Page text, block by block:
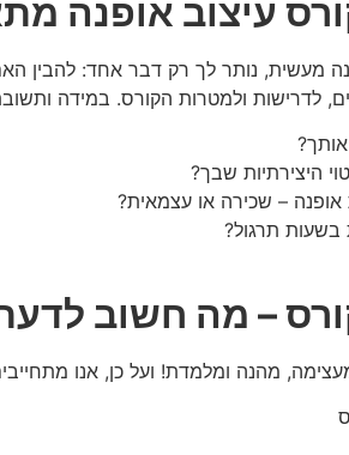
עיצוב אופנה
מעשית, נותר לך רק דבר אחד:
לדרישות ולמטרות הקורס. במידה
היצירתיות שבך?
– שכירה או עצמאית?
בשעות תרגול?
– מה חשוב
מהנה ומלמדת! ועל כן, אנו